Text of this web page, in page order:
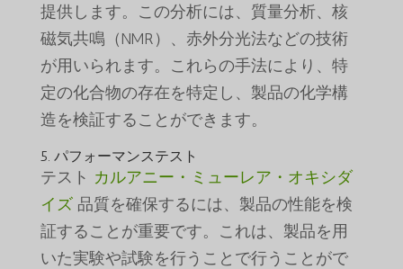
提供します。この分析には、質量分析、核
磁気共鳴（NMR）、赤外分光法などの技術
が用いられます。これらの手法により、特
定の化合物の存在を特定し、製品の化学構
造を検証することができます。
5. パフォーマンステスト
テスト カルアニー・ミューレア・オキシダ
イズ品質を確保するには、製品の性能を検
証することが重要です。これは、製品を用
いた実験や試験を行うことで行うことがで